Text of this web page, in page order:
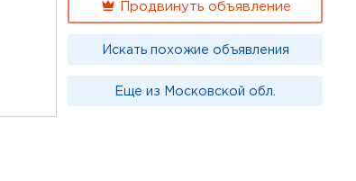
Продвинуть объявление
Искать похожие объявления
Еще из Московской обл.